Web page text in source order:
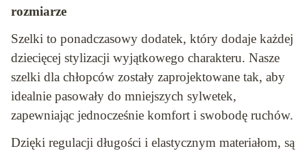
rozmiarze
Szelki to ponadczasowy dodatek, który dodaje każdej
dziecięcej stylizacji wyjątkowego charakteru. Nasze
szelki dla chłopców zostały zaprojektowane tak, aby
idealnie pasowały do mniejszych sylwetek,
zapewniając jednocześnie komfort i swobodę ruchów.
Dzięki regulacji długości i elastycznym materiałom, są